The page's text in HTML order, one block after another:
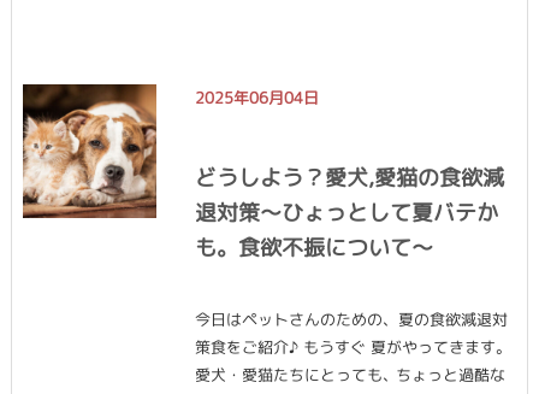
2025年06月04日
どうしよう？愛犬,愛猫の食欲減
退対策〜ひょっとして夏バテか
も。食欲不振について〜
今日はペットさんのための、夏の食欲減退対
策食をご紹介♪ もうすぐ 夏がやってきます｡
愛犬・愛猫たちにとっても､ ちょっと過酷な